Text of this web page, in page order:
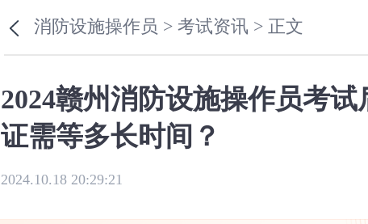
消防设施操作员 >考试资讯 > 正文
2024赣州消防设施操作员考试
证需等多长时间？
2024.10.18 20:29:21